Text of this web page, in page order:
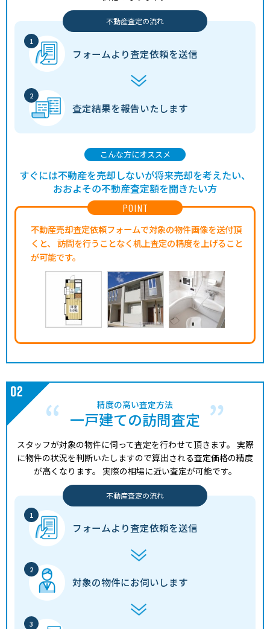
不動産査定の流れ
フォームより査定依頼を送信
査定結果を報告いたします
POINT
不動産売却査定依頼フォームで対象の物件画像を送付頂
くと、
訪問を行うことなく机上査定の精度を上げること
が可能です。
こんな方にオススメ
すぐには不動産を売却しないが将来売却を考えたい、
おおよその不動産査定額を聞きたい方
精度の高い査定方法
一戸建ての訪問査定
スタッフが対象の物件に伺って査定を行わせて頂きます。 実際
に物件の状況を判断いたしますので算出される査定価格の精度
が高くなります。 実際の相場に近い査定が可能です。
不動産査定の流れ
フォームより査定依頼を送信
対象の物件にお伺いします